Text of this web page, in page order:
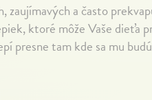
a často
ktoré môže Vaše dieťa
presne tam kde sa mu